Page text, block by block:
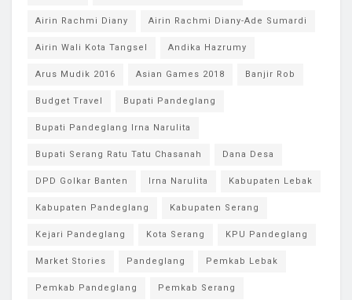
Airin Rachmi Diany Airin Rachmi Diany-Ade Sumardi
Airin Wali Kota Tangsel Andika Hazrumy
Arus Mudik 2016 Asian Games 2018 Banjir Rob
Budget Travel Bupati Pandeglang
Bupati Pandeglang Irna Narulita
Bupati Serang Ratu Tatu Chasanah Dana Desa
DPD Golkar Banten Irna Narulita Kabupaten Lebak
Kabupaten Pandeglang Kabupaten Serang
Kejari Pandeglang Kota Serang KPU Pandeglang
Market Stories Pandeglang Pemkab Lebak
Pemkab Pandeglang Pemkab Serang